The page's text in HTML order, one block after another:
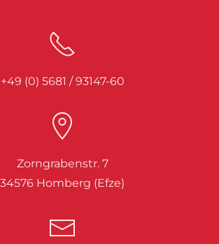
+49 (0) 5681 / 93147-60
Zorngrabenstr. 7
34576 Homberg (Efze)